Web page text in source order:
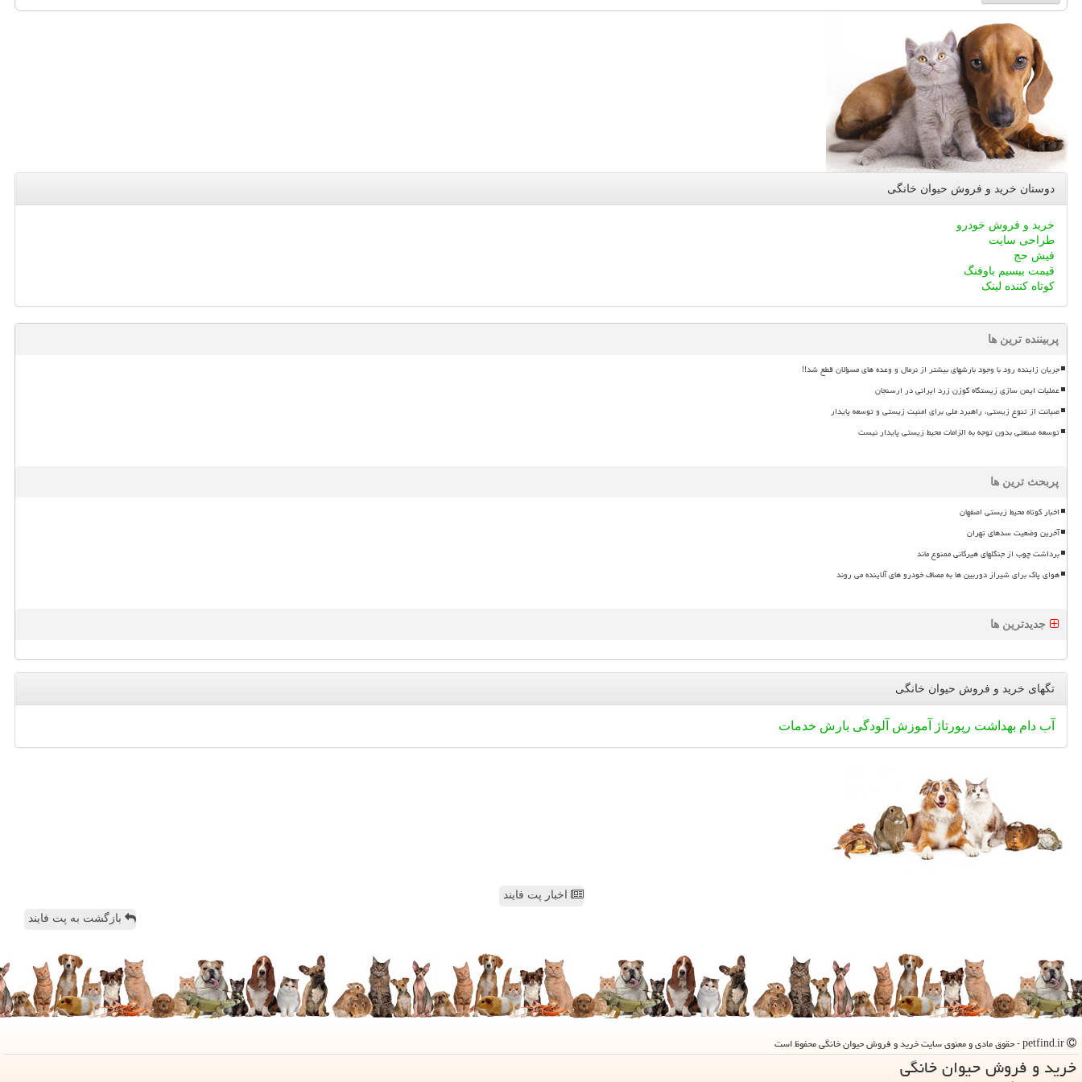
دوستان خرید و فروش حیوان خانگی
خرید و فروش خودرو
طراحی سایت
فیش حج
قیمت بیسیم باوفنگ
کوتاه کننده لینک
پربیننده ترین ها
جریان زاینده رود با وجود بارشهای بیشتر از نرمال و وعده های مسؤلان قطع شد!!
عملیات ایمن سازی زیستگاه گوزن زرد ایرانی در ارسنجان
صیانت از تنوع زیستی، راهبرد ملی برای امنیت زیستی و توسعه پایدار
توسعه صنعتی بدون توجه به الزامات محیط زیستی پایدار نیست
پربحث ترین ها
اخبار کوتاه محیط زیستی اصفهان
آخرین وضعیت سدهای تهران
برداشت چوب از جنگلهای هیرکانی ممنوع ماند
هوای پاک برای شیراز دوربین ها به مصاف خودرو های آلاینده می روند
جدیدترین ها
تگهای خرید و فروش حیوان خانگی
آب دام بهداشت رپورتاژ آموزش آلودگی بارش خدمات
اخبار پت فایند
بازگشت به پت فایند
خرید و فروش حیوان خانگی